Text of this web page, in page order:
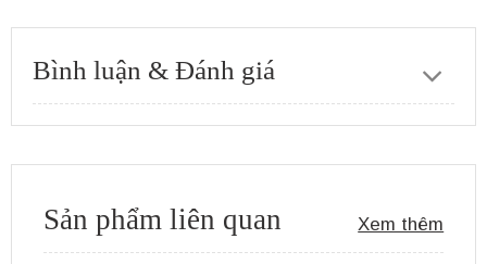
Bình luận & Đánh giá
Sản phẩm liên quan Xem thêm